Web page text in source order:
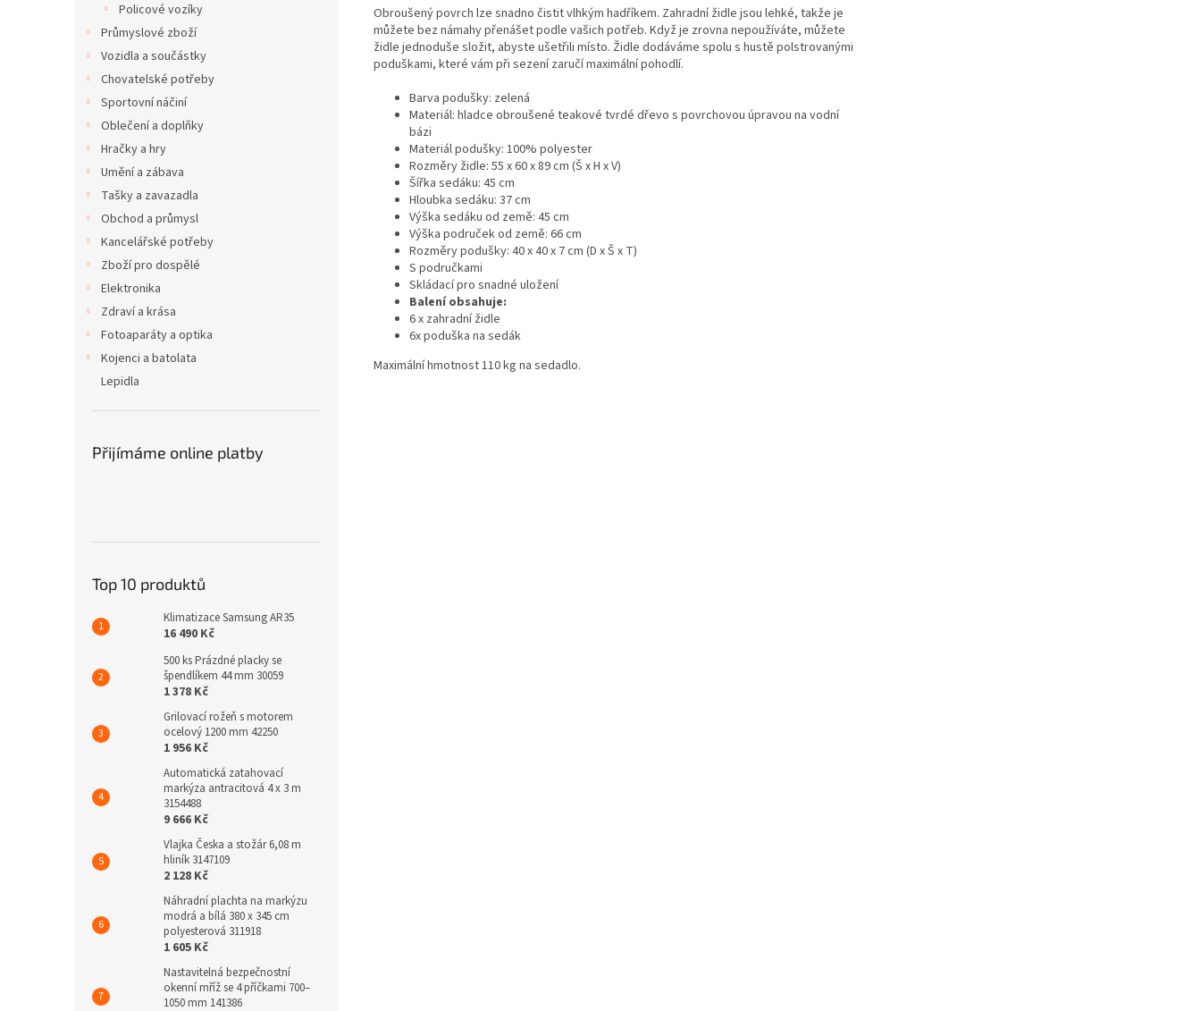
Policové vozíky
Průmyslové zboží
Vozidla a součástky
Chovatelské potřeby
Sportovní náčiní
Oblečení a doplňky
Hračky a hry
Umění a zábava
Tašky a zavazadla
Obchod a průmysl
Kancelářské potřeby
Zboží pro dospělé
Elektronika
Zdraví a krása
Fotoaparáty a optika
Kojenci a batolata
Lepidla
Přijímáme online platby
Top 10 produktů
Klimatizace Samsung AR35
16 490 Kč
500 ks Prázdné placky se
špendlíkem 44 mm 30059
1 378 Kč
Grilovací rožeň s motorem
ocelový 1200 mm 42250
1 956 Kč
Automatická zatahovací
markýza antracitová 4 x 3 m
3154488
9 666 Kč
Vlajka Česka a stožár 6,08 m
hliník 3147109
2 128 Kč
Náhradní plachta na markýzu
modrá a bílá 380 x 345 cm
polyesterová 311918
1 605 Kč
Nastavitelná bezpečnostní
okenní mříž se 4 příčkami 700–
1050 mm 141386
Obroušený povrch lze snadno čistit vlhkým hadříkem. Zahradní židle jsou lehké, takže je
můžete bez námahy přenášet podle vašich potřeb. Když je zrovna nepoužíváte, můžete
židle jednoduše složit, abyste ušetřili místo. Židle dodáváme spolu s hustě polstrovanými
poduškami, které vám při sezení zaručí maximální pohodlí.
Barva podušky: zelená
Materiál: hladce obroušené teakové tvrdé dřevo s povrchovou úpravou na vodní
bázi
Materiál podušky: 100% polyester
Rozměry židle: 55 x 60 x 89 cm (Š x H x V)
Šířka sedáku: 45 cm
Hloubka sedáku: 37 cm
Výška sedáku od země: 45 cm
Výška područek od země: 66 cm
Rozměry podušky: 40 x 40 x 7 cm (D x Š x T)
S područkami
Skládací pro snadné uložení
Balení obsahuje:
6 x zahradní židle
6x poduška na sedák
Maximální hmotnost 110 kg na sedadlo.